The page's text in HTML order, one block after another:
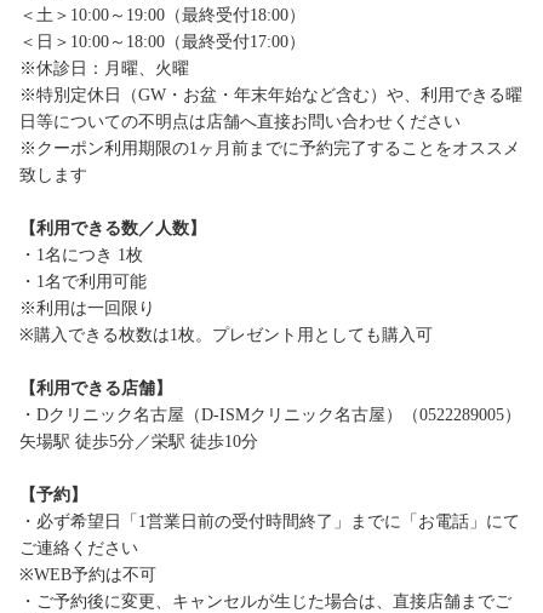
＜土＞10:00～19:00（最終受付18:00）
＜日＞10:00～18:00（最終受付17:00）
※休診日：月曜、火曜
※特別定休日（GW・お盆・年末年始など含む）や、利用できる曜
日等についての不明点は店舗へ直接お問い合わせください
※クーポン利用期限の1ヶ月前までに予約完了することをオススメ
致します
【利用できる数／人数】
・1名につき 1枚
・1名で利用可能
※利用は一回限り
※購入できる枚数は1枚。プレゼント用としても購入可
【利用できる店舗】
・Dクリニック名古屋（D-ISMクリニック名古屋）（0522289005）
矢場駅 徒歩5分／栄駅 徒歩10分
【予約】
・必ず希望日「1営業日前の受付時間終了」までに「お電話」にて
ご連絡ください
※WEB予約は不可
・ご予約後に変更、キャンセルが生じた場合は、直接店舗までご